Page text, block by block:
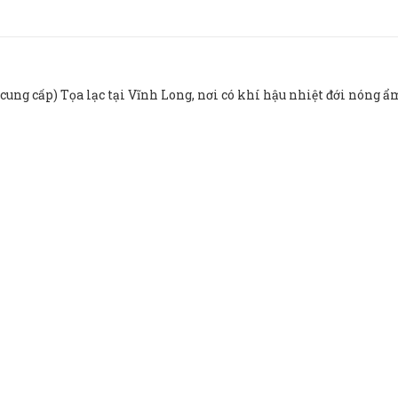
cấp) Tọa lạc tại Vĩnh Long, nơi có khí hậu nhiệt đới nóng